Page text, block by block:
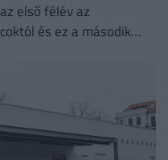
első félév az
és ez a második